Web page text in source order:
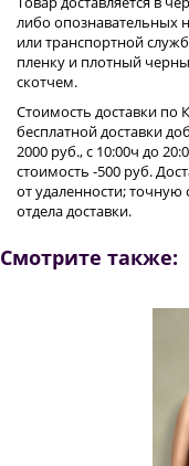
либо опознавательных
или транспортной
пленку и плотный
скотчем.
Стоимость доставки по
бесплатной доставки
2000 руб., с 10:00ч до
стоимость -500 руб.
от удаленности;
отдела доставки.
Смотрите также: